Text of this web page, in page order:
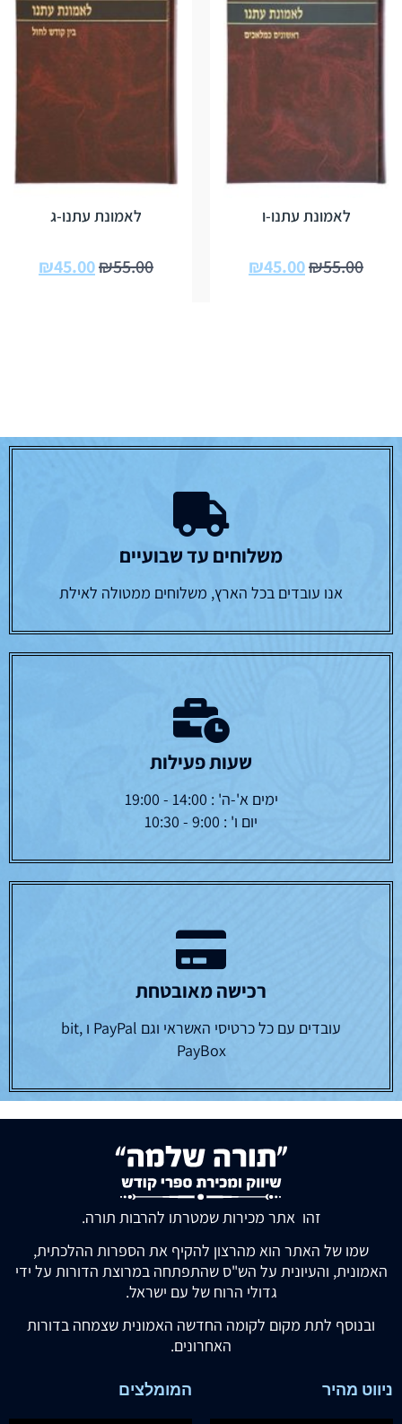
לאמונת עתנו-ו
₪55.00
₪45.00
לאמונת עתנו-ג
₪55.00
₪45.00
משלוחים עד שבועיים
אנו עובדים בכל הארץ, משלוחים ממטולה לאילת
שעות פעילות
ימים א'-ה' : 14:00 - 19:00
יום ו' : 9:00 - 10:30
רכישה מאובטחת
עובדים עם כל כרטיסי האשראי וגם PayPal ו bit,
PayBox
זהו אתר מכירות שמטרתו להרבות תורה.
שמו של האתר הוא מהרצון להקיף את הספרות ההלכתית,
האמונית, והעיונית על הש"ס שהתפתחה במרוצת הדורות על ידי
גדולי הרוח של עם ישראל.
ובנוסף לתת מקום לקומה החדשה האמונית שצמחה בדורות
האחרונים.
ניווט מהיר המומלצים